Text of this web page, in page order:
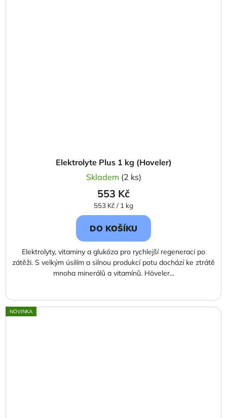
Elektrolyte Plus 1 kg (Hoveler)
Skladem (2 ks)
553 Kč
Měrná
cena:
553 Kč / 1 kg
DO KOŠÍKU
Elektrolyty, vitaminy a glukóza pro rychlejší regeneraci po
zátěži. S velkým úsilím a silnou produkcí potu dochází ke ztrátě
mnoha minerálů a vitamínů. Höveler...
NOVINKA